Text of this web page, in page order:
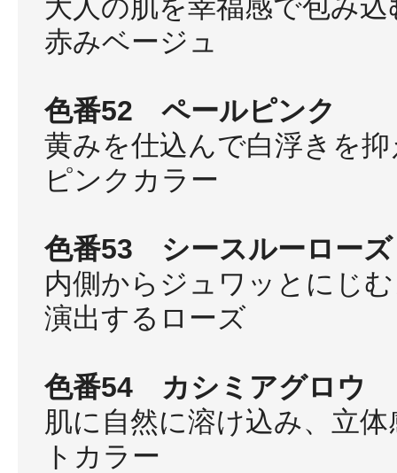
大人の肌を幸福感で包み
赤みベージュ
色番52 ペールピンク
黄みを仕込んで白浮きを
ピンクカラー
色番53 シースルーローズ
内側からジュワッとにじ
演出するローズ
色番54 カシミアグロウ
肌に自然に溶け込み、立
トカラー